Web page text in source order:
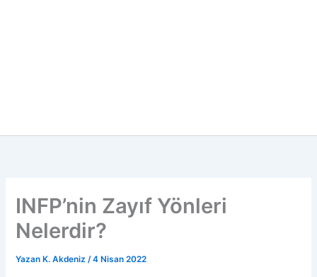
INFP’nin Zayıf Yönleri
Nelerdir?
Yazan K. Akdeniz /4 Nisan 2022